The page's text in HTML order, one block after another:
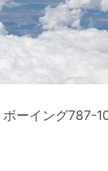
ーイング787-